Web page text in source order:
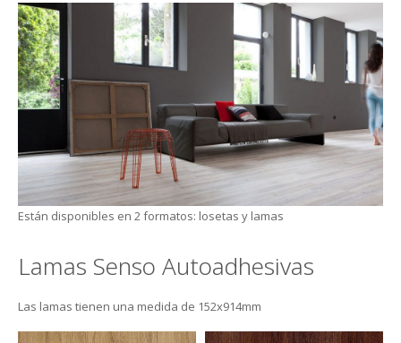
Están disponibles en 2 formatos: losetas y lamas
Lamas Senso Autoadhesivas
Las lamas tienen una medida de 152x914mm